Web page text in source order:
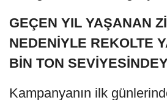
GEÇEN YIL YAŞANAN
NEDENİYLE REKOLTE
BİN TON
Kampanyanın ilk